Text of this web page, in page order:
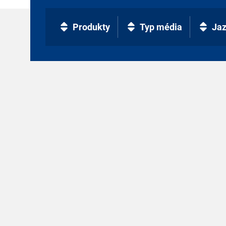
Produkty Typ média